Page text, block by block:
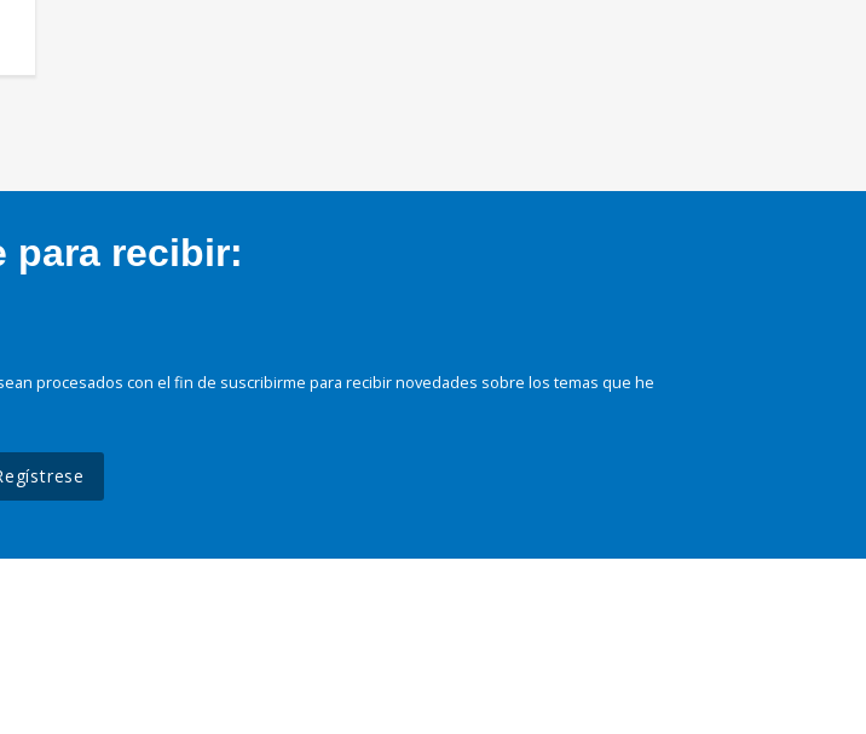
para recibir:
procesados con el fin de suscribirme para recibir novedades sobre los temas que he